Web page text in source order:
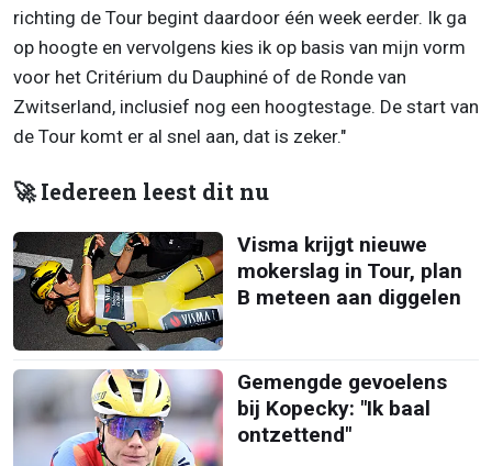
richting de Tour begint daardoor één week eerder. Ik ga
op hoogte en vervolgens kies ik op basis van mijn vorm
voor het Critérium du Dauphiné of de Ronde van
Zwitserland, inclusief nog een hoogtestage. De start van
de Tour komt er al snel aan, dat is zeker."
🚀 Iedereen leest dit nu
Visma krijgt nieuwe
mokerslag in Tour, plan
B meteen aan diggelen
Gemengde gevoelens
bij Kopecky: "Ik baal
ontzettend"